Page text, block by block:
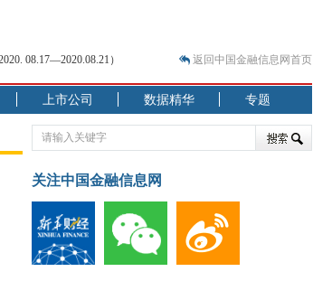
生？
突围之旅
07.27—2020.07.31）
“跷跷板” 结构性失衡藏
明显下行
现最弱
人
链解析
返回中国金融信息网首页
上市公司 数据精华 专题
关注中国金融信息网